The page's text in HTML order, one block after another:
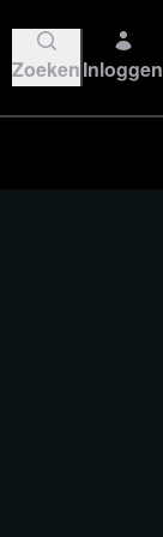
ZoekenInloggen